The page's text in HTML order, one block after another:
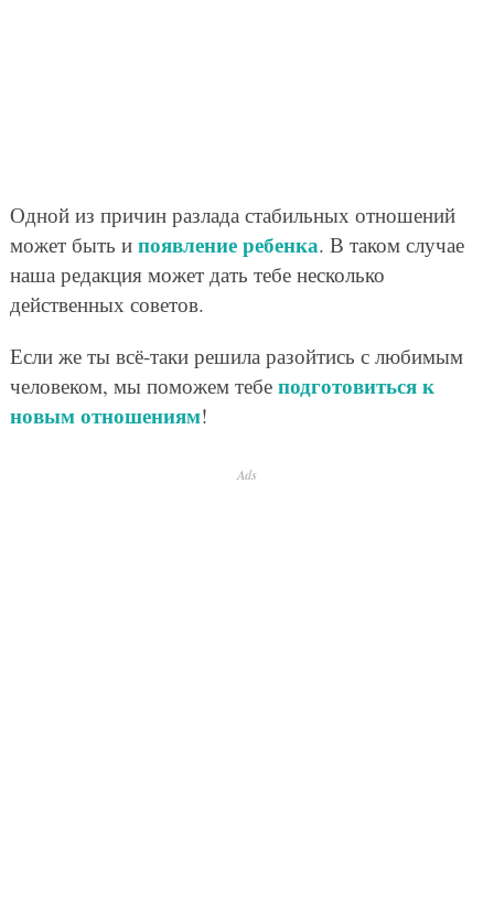
Одной из причин разлада стабильных отношений
может быть и появление ребенка. В таком случае
наша редакция может дать тебе несколько
действенных советов.
Если же ты всё-таки решила разойтись с любимым
человеком, мы поможем тебе подготовиться к
новым отношениям!
Ads